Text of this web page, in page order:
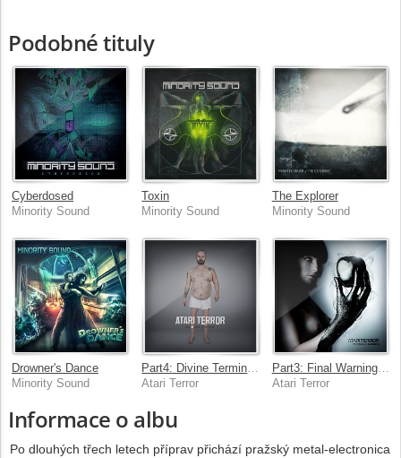
Podobné tituly
Cyberdosed
Minority Sound
Toxin
Minority Sound
The Explorer
Minority Sound
Drowner's Dance
Minority Sound
Part4: Divine Termination
Atari Terror
Part3: Final Warning (Extended version)
Atari Terror
Informace o albu
Po dlouhých třech letech příprav přichází pražský metal-electronica